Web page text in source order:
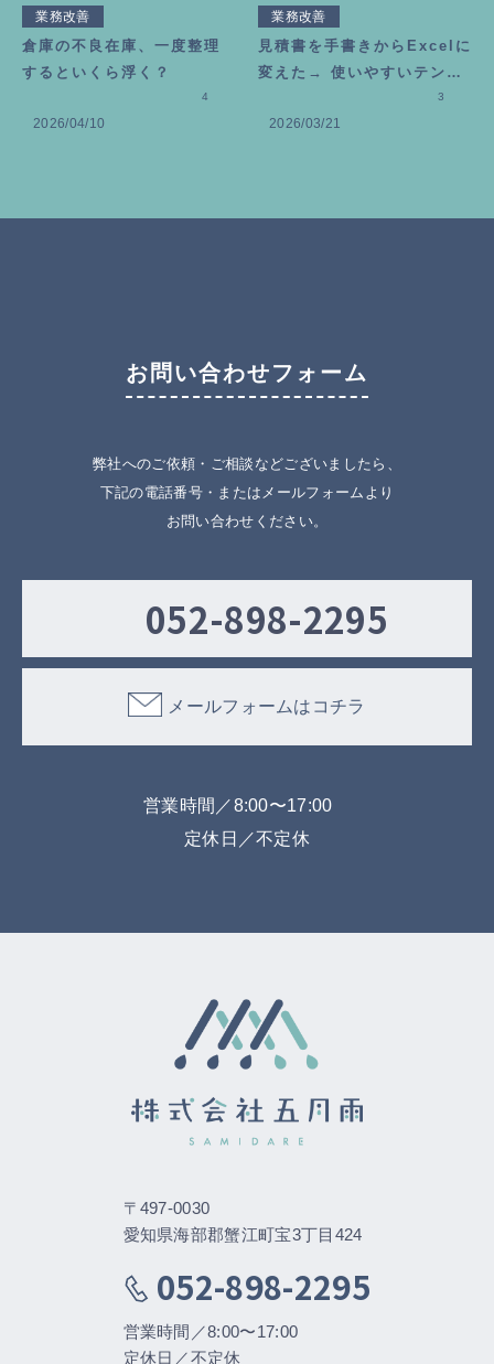
業務改善
倉庫の不良在庫、一度整理
するといくら浮く？
2026/04/10
4
業務改善
見積書を手書きからExcelに
変えた→ 使いやすいテンプ
2026/03/21
3
お問い合わせフォーム
弊社へのご依頼・ご相談などございましたら、
下記の電話番号・またはメールフォームより
お問い合わせください。
052-898-2295
メールフォームはコチラ
営業時間／8:00〜17:00
定休日／不定休
〒497-0030
愛知県海部郡蟹江町宝3丁目424
052-898-2295
営業時間／8:00〜17:00
定休日／不定休